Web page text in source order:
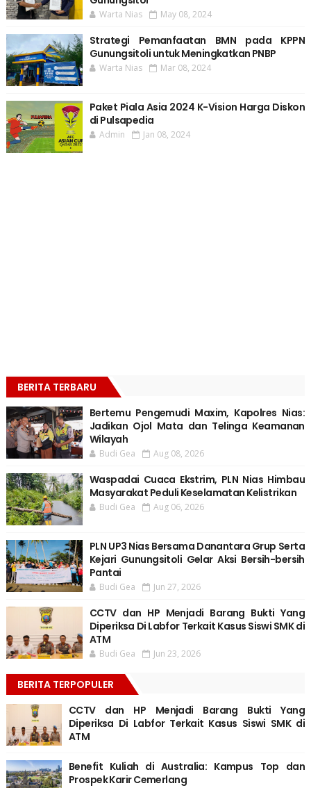
Warta Nias May 08, 2024
Strategi Pemanfaatan BMN pada KPPN
Gunungsitoli untuk Meningkatkan PNBP
Warta Nias Mar 08, 2024
Paket Piala Asia 2024 K-Vision Harga Diskon
di Pulsapedia
Admin Jan 08, 2024
BERITA TERBARU
Bertemu Pengemudi Maxim, Kapolres Nias:
Jadikan Ojol Mata dan Telinga Keamanan
Wilayah
Budi Gea Aug 08, 2026
Waspadai Cuaca Ekstrim, PLN Nias Himbau
Masyarakat Peduli Keselamatan Kelistrikan
Budi Gea Aug 06, 2026
PLN UP3 Nias Bersama Danantara Grup Serta
Kejari Gunungsitoli Gelar Aksi Bersih-bersih
Pantai
Budi Gea Jun 27, 2026
CCTV dan HP Menjadi Barang Bukti Yang
Diperiksa Di Labfor Terkait Kasus Siswi SMK di
ATM
Budi Gea Jun 23, 2026
BERITA TERPOPULER
CCTV dan HP Menjadi Barang Bukti Yang
Diperiksa Di Labfor Terkait Kasus Siswi SMK di
ATM
Benefit Kuliah di Australia: Kampus Top dan
Prospek Karir Cemerlang